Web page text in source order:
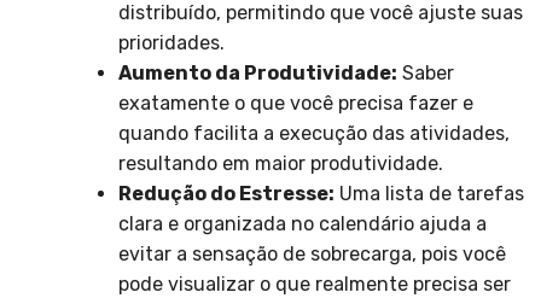
distribuído, permitindo que você ajuste suas
prioridades.
Aumento da Produtividade: Saber
exatamente o que você precisa fazer e
quando facilita a execução das atividades,
resultando em maior produtividade.
Redução do Estresse: Uma lista de tarefas
clara e organizada no calendário ajuda a
evitar a sensação de sobrecarga, pois você
pode visualizar o que realmente precisa ser